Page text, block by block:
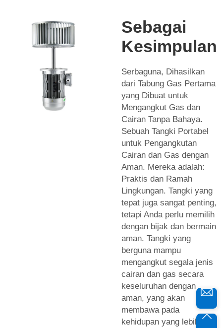
Sebagai
Kesimpulan
Serbaguna, Dihasilkan
dari Tabung Gas Pertama
yang Dibuat untuk
Mengangkut Gas dan
Cairan Tanpa Bahaya.
Sebuah Tangki Portabel
untuk Pengangkutan
Cairan dan Gas dengan
Aman. Mereka adalah:
Praktis dan Ramah
Lingkungan. Tangki yang
tepat juga sangat penting,
tetapi Anda perlu memilih
dengan bijak dan bermain
aman. Tangki yang
berguna mampu
mengangkut segala jenis
cairan dan gas secara
keseluruhan dengan
aman, yang akan
membawa pada
kehidupan yang lebih